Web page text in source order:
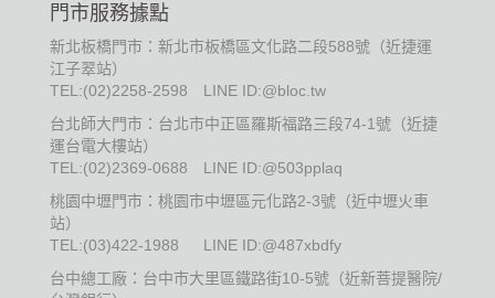
門市服務據點
新北板橋門市：新北市板橋區文化路二段588號（近捷運
江子翠站）
TEL:(02)2258-2598
LINE ID:@bloc.tw
台北師大門市：台北市中正區羅斯福路三段74-1號（近捷
運台電大樓站）
TEL:(02)2369-0688
LINE ID:@503pplaq
桃園中壢門市：桃園市中壢區元化路2-3號（近中壢火車
站）
TEL:(03)422-1988
LINE ID:@487xbdfy
台中總工廠：台中市大里區鐵路街10-5號（近新菩提醫院/